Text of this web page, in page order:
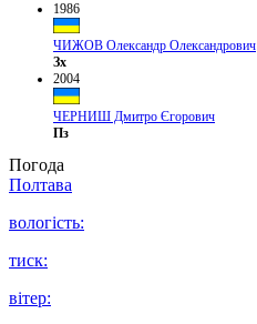
1986
ЧИЖОВ Олександр Олександрович
Зх
2004
ЧЕРНИШ Дмитро Єгорович
Пз
Погода
Полтава
вологість:
тиск:
вітер: